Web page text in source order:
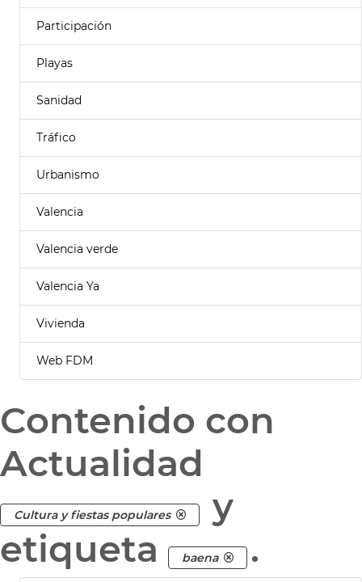
Participación
Playas
Sanidad
Tráfico
Urbanismo
Valencia
Valencia verde
Valencia Ya
Vivienda
Web FDM
Contenido con
Actualidad
Cultura y fiestas populares
y
etiqueta
baena .